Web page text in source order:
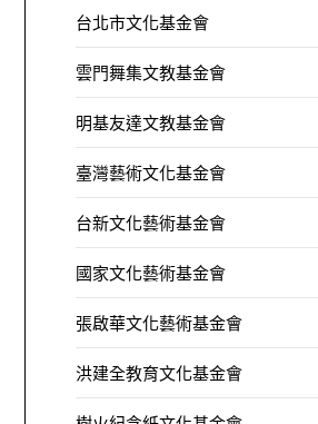
台北市文化基金會
雲門舞集文教基金會
明基友達文教基金會
臺灣藝術文化基金會
台新文化藝術基金會
國家文化藝術基金會
張啟華文化藝術基金會
洪建全教育文化基金會